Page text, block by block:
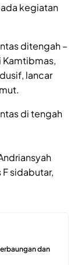
kegiatan
ditengah –
Kamtibmas,
lancar
di tengah
sidabutar,
dan